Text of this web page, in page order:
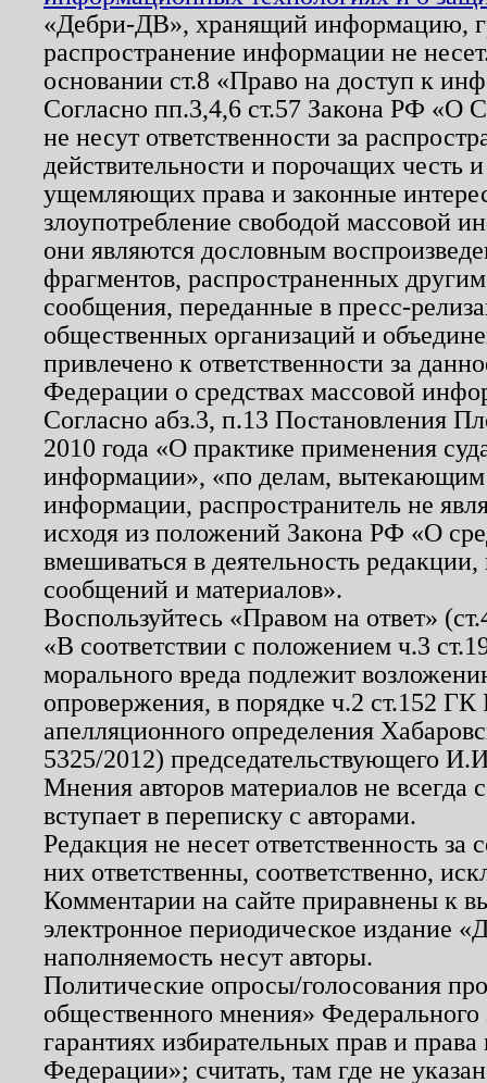
«Дебри-ДВ», хранящий информацию,
распространение информации не
основании ст.8 «Право на доступ к
Согласно пп.3,4,6 ст.57 Закона РФ «О
не несут ответственности за
действительности и порочащих честь
ущемляющих права и законные
злоупотребление свободой массовой
они являются дословным
фрагментов, распространенных
сообщения, переданные в пресс-
общественных организаций и
привлечено к ответственности за
Федерации о средствах массовой
Согласно абз.3, п.13 Постановления
2010 года «О практике применения
информации», «по делам, вытекающим
информации, распространитель не
исходя из положений Закона РФ «О
вмешиваться в деятельность
сообщений и материалов».
Воспользуйтесь «Правом на ответ»
«В соответствии с положением ч.3
морального вреда подлежит
опровержения, в порядке ч.2 ст.152
апелляционного определения
5325/2012) председательствующего
Мнения авторов материалов не
вступает в переписку с авторами.
Редакция не несет ответственность
них ответственны, соответственно,
Комментарии на сайте приравнены к
электронное периодическое издание
наполняемость несут авторы.
Политические опросы/голосования
общественного мнения»
гарантиях избирательных прав и
Федерации»; считать, там где не